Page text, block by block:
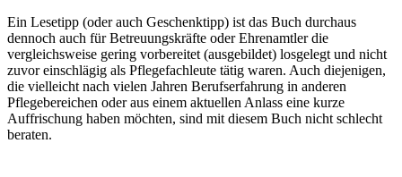
Ein Lesetipp (oder auch Geschenktipp) ist das Buch durchaus
dennoch auch für Betreuungskräfte oder Ehrenamtler die
vergleichsweise gering vorbereitet (ausgebildet) losgelegt und nicht
zuvor einschlägig als Pflegefachleute tätig waren. Auch diejenigen,
die vielleicht nach vielen Jahren Berufserfahrung in anderen
Pflegebereichen oder aus einem aktuellen Anlass eine kurze
Auffrischung haben möchten, sind mit diesem Buch nicht schlecht
beraten.